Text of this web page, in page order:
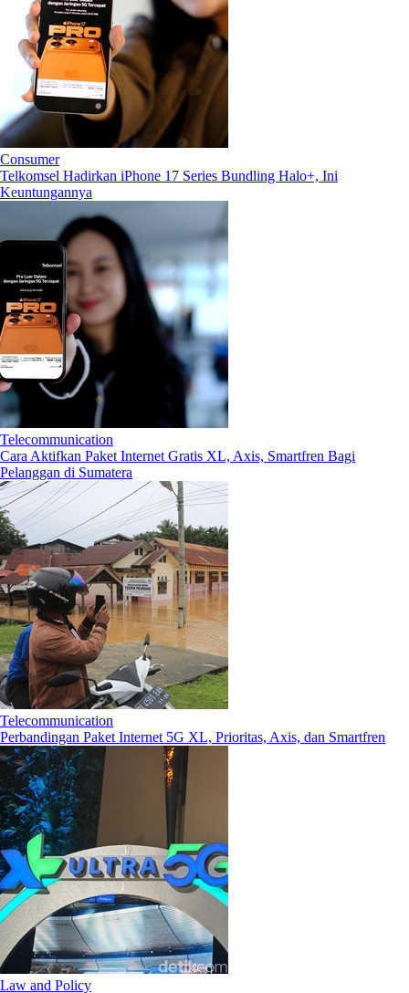
Consumer
Telkomsel Hadirkan iPhone 17 Series Bundling Halo+, Ini
Keuntungannya
Telecommunication
Cara Aktifkan Paket Internet Gratis XL, Axis, Smartfren Bagi
Pelanggan di Sumatera
Telecommunication
Perbandingan Paket Internet 5G XL, Prioritas, Axis, dan Smartfren
Law and Policy